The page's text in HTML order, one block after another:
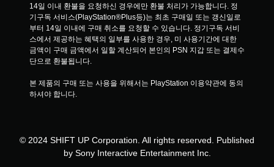
14일 이내 환불을 요청하신 경우에만 환불 처리가 가능합니다. 정
기구독 서비스(PlayStation®Plus등)는 최초 구매일 또는 갱신일로
부터 14일 이내에 구매 취소를 요청할 수 있습니다. 정기구독 서비
스에서 제공하는 혜택의 일부를 사용한 경우, 미 사용기간에 대한
금액이 구매 금액에서 일할 계산되어 본인의 PSN 지갑 또는 결제수
단으로 환불됩니다.
본 제품의 구매 또는 사용을 위해서는 PlayStation 이용약관에 동의
하셔야 합니다.
© 2024 SHIFT UP Corporation. All rights reserved. Published
by Sony Interactive Entertainment Inc.